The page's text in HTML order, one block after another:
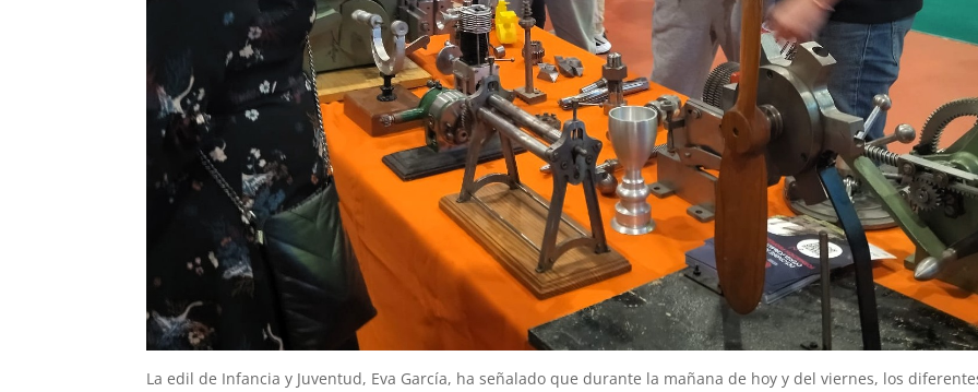
La edil de Infancia y Juventud, Eva García, ha señalado que durante la mañana de hoy y del viernes, los